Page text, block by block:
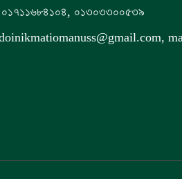
০১৭১১৬৮৪১০৪, ০১৩০৩৩০০৫৩৯